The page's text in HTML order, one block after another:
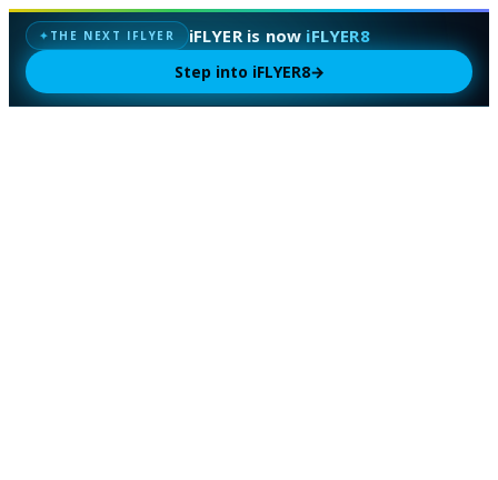
✦ THE NEXT IFLYER iFLYER is now iFLYER8
Step into iFLYER8→